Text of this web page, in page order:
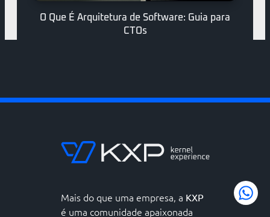
O Que É Arquitetura de Software: Guia para
CTOs
Mais do que uma empresa, a KXP
é uma comunidade apaixonada